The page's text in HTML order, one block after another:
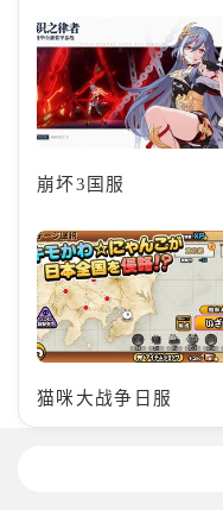
崩坏3国服
猫咪大战争日服